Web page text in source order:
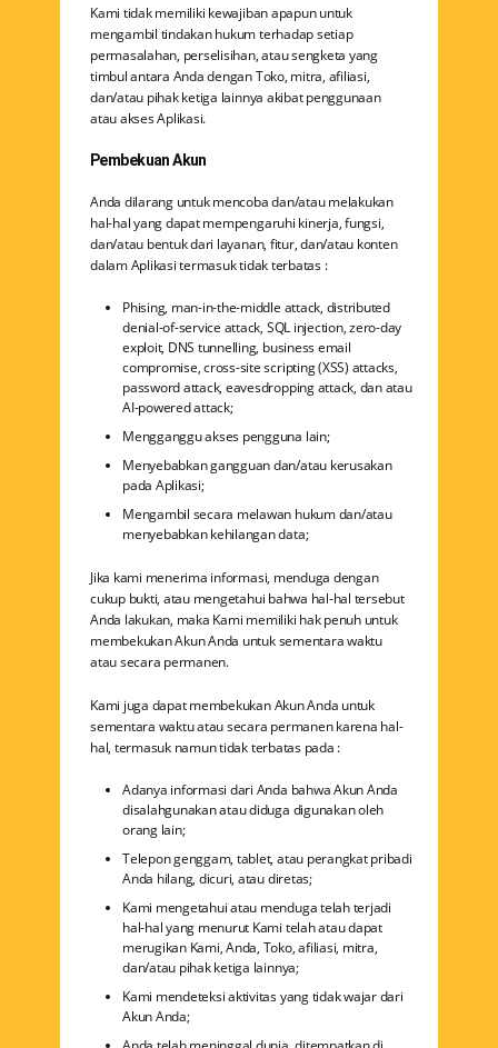
Kami tidak memiliki kewajiban apapun untuk
mengambil tindakan hukum terhadap setiap
permasalahan, perselisihan, atau sengketa yang
timbul antara Anda dengan Toko, mitra, afiliasi,
dan/atau pihak ketiga lainnya akibat penggunaan
atau akses Aplikasi.
Pembekuan Akun
Anda dilarang untuk mencoba dan/atau melakukan
hal-hal yang dapat mempengaruhi kinerja, fungsi,
dan/atau bentuk dari layanan, fitur, dan/atau konten
dalam Aplikasi termasuk tidak terbatas :
Phising, man-in-the-middle attack, distributed
denial-of-service attack, SQL injection, zero-day
exploit, DNS tunnelling, business email
compromise, cross-site scripting (XSS) attacks,
password attack, eavesdropping attack, dan atau
AI-powered attack;
Mengganggu akses pengguna lain;
Menyebabkan gangguan dan/atau kerusakan
pada Aplikasi;
Mengambil secara melawan hukum dan/atau
menyebabkan kehilangan data;
Jika kami menerima informasi, menduga dengan
cukup bukti, atau mengetahui bahwa hal-hal tersebut
Anda lakukan, maka Kami memiliki hak penuh untuk
membekukan Akun Anda untuk sementara waktu
atau secara permanen.
Kami juga dapat membekukan Akun Anda untuk
sementara waktu atau secara permanen karena hal-
hal, termasuk namun tidak terbatas pada :
Adanya informasi dari Anda bahwa Akun Anda
disalahgunakan atau diduga digunakan oleh
orang lain;
Telepon genggam, tablet, atau perangkat pribadi
Anda hilang, dicuri, atau diretas;
Kami mengetahui atau menduga telah terjadi
hal-hal yang menurut Kami telah atau dapat
merugikan Kami, Anda, Toko, afiliasi, mitra,
dan/atau pihak ketiga lainnya;
Kami mendeteksi aktivitas yang tidak wajar dari
Akun Anda;